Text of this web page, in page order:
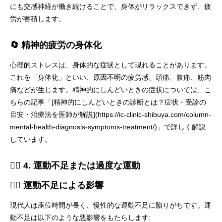
にも交感神経が働き続けることで、身体がリラックスできず、疲
労が蓄積します。
🔄 精神的疲労の身体化
心理的ストレスは、身体的な症状として現れることがあります。
これを「身体化」といい、原因不明の疲労感、頭痛、腹痛、筋肉
痛などが生じます。精神的にしんどいときの症状については、こ
ちらの記事「[精神的にしんどいときの診断とは？症状・受診の
目安・治療法を医師が解説](https://ic-clinic-shibuya.com/column-
mental-health-diagnosis-symptoms-treatment/)」で詳しく解説
しています。
🏃‍♂️ 4. 運動不足または過度な運動
🚶‍♀️ 運動不足による影響
現代人は座位時間が長く、慢性的な運動不足に陥りがちです。運
動不足は以下のような悪影響をもたらします: